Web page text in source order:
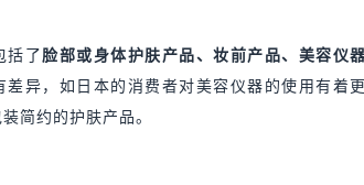
括了脸部或身体护肤产品、妆前产品、美容仪
差异，如日本的消费者对美容仪器的使用有着
简约的护肤产品。